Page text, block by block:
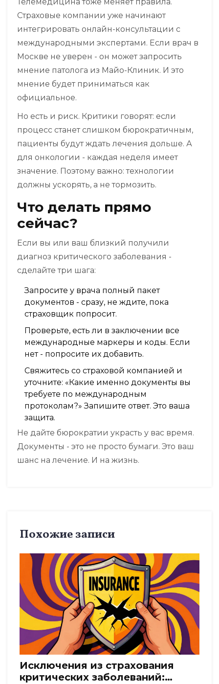
Телемедицина тоже меняет правила.
Страховые компании уже начинают
интегрировать онлайн-консультации с
международными экспертами. Если врач в
Москве не уверен - он может запросить
мнение патолога из Майо-Клиник. И это
мнение будет приниматься как
официальное.
Но есть и риск. Критики говорят: если
процесс станет слишком бюрократичным,
пациенты будут ждать лечения дольше. А
для онкологии - каждая неделя имеет
значение. Поэтому важно: технологии
должны ускорять, а не тормозить.
Что делать прямо
сейчас?
Если вы или ваш близкий получили
диагноз критического заболевания -
сделайте три шага:
Запросите у врача полный пакет
документов - сразу, не ждите, пока
страховщик попросит.
Проверьте, есть ли в заключении все
международные маркеры и коды. Если
нет - попросите их добавить.
Свяжитесь со страховой компанией и
уточните: «Какие именно документы вы
требуете по международным
протоколам?» Запишите ответ. Это ваша
защита.
Не дайте бюрократии украсть у вас время.
Документы - это не просто бумаги. Это ваш
шанс на лечение. И на жизнь.
Похожие записи
Исключения из страхования
критических заболеваний: